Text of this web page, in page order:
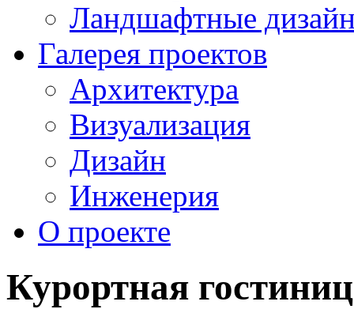
Ландшафтные
Галерея проектов
Архитектура
Визуализация
Дизайн
Инженерия
О проекте
Курортная